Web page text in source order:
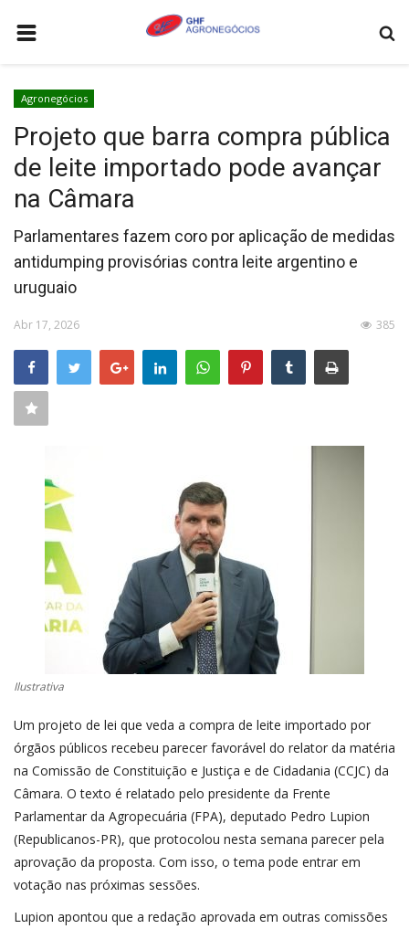
AGRONEGÓCIOS
LEILÕES
FEIRAS E EVENTOS
COTAÇÕES
COMO ANUNCIAR
COLUNISTA
QUEM SOMOS
CONTATO
CONECTE-SE
Agronegócios
Projeto que barra compra pública
de leite importado pode avançar
na Câmara
Parlamentares fazem coro por aplicação de medidas
antidumping provisórias contra leite argentino e
uruguaio
Abr 17, 2026 385
Ilustrativa
Um projeto de lei que veda a compra de leite importado por
órgãos públicos recebeu parecer favorável do relator da matéria
na Comissão de Constituição e Justiça e de Cidadania (CCJC) da
Câmara. O texto é relatado pelo presidente da Frente
Parlamentar da Agropecuária (FPA), deputado Pedro Lupion
(Republicanos-PR), que protocolou nesta semana parecer pela
aprovação da proposta. Com isso, o tema pode entrar em
votação nas próximas sessões.
Lupion apontou que a redação aprovada em outras comissões